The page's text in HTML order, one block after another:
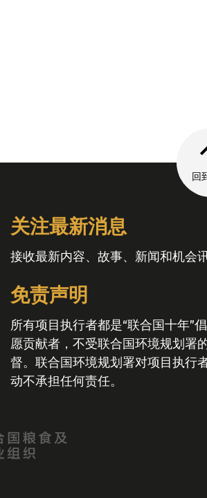
回
关注最新消息
接收最新内容、故事、新闻和机会讯
免责声明
所有项目执行者都是“联合国十年”
愿贡献者，不受联合国环境规划署
督。联合国环境规划署对项目执行
动不承担任何责任。